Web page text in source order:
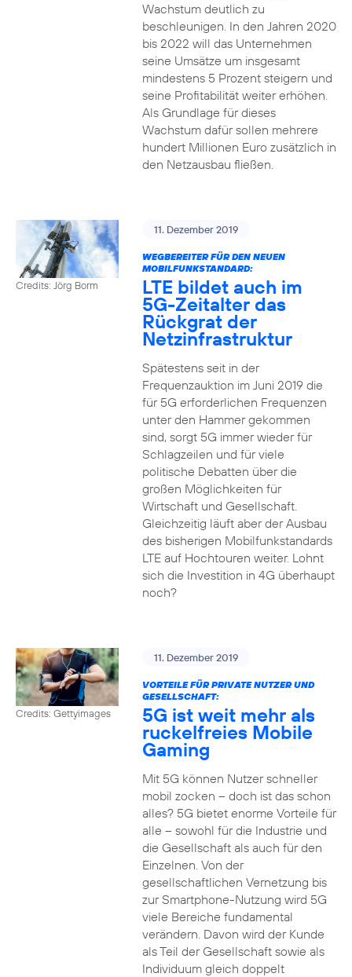
Wachstum deutlich zu
beschleunigen. In den Jahren 2020
bis 2022 will das Unternehmen
seine Umsätze um insgesamt
mindestens 5 Prozent steigern und
seine Profitabilität weiter erhöhen.
Als Grundlage für dieses
Wachstum dafür sollen mehrere
hundert Millionen Euro zusätzlich in
den Netzausbau fließen.
Credits: Jörg Borm
11. Dezember 2019
WEGBEREITER FÜR DEN NEUEN
MOBILFUNKSTANDARD:
LTE bildet auch im
5G-Zeitalter das
Rückgrat der
Netzinfrastruktur
Spätestens seit in der
Frequenzauktion im Juni 2019 die
für 5G erforderlichen Frequenzen
unter den Hammer gekommen
sind, sorgt 5G immer wieder für
Schlagzeilen und für viele
politische Debatten über die
großen Möglichkeiten für
Wirtschaft und Gesellschaft.
Gleichzeitig läuft aber der Ausbau
des bisherigen Mobilfunkstandards
LTE auf Hochtouren weiter. Lohnt
sich die Investition in 4G überhaupt
noch?
Credits: Gettyimages
11. Dezember 2019
VORTEILE FÜR PRIVATE NUTZER UND
GESELLSCHAFT:
5G ist weit mehr als
ruckelfreies Mobile
Gaming
Mit 5G können Nutzer schneller
mobil zocken – doch ist das schon
alles? 5G bietet enorme Vorteile für
alle – sowohl für die Industrie und
die Gesellschaft als auch für den
Einzelnen. Von der
gesellschaftlichen Vernetzung bis
zur Smartphone-Nutzung wird 5G
viele Bereiche fundamental
verändern. Davon wird der Kunde
als Teil der Gesellschaft sowie als
Individuum gleich doppelt